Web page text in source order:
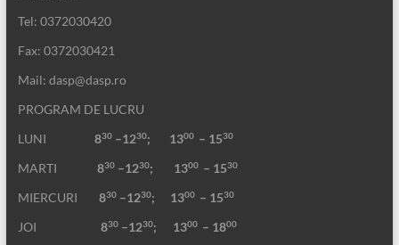
Tel: 0372030420
Fax: 0372030421
Mail: dasp@dasp.ro
PROGRAM DE LUCRU
LUNI
830–1230; 1300 – 1530
MARTI 830–1230; 1300 – 1530
MIERCURI 830–1230; 1300 – 1530
JOI 830–1230; 1300 – 1800